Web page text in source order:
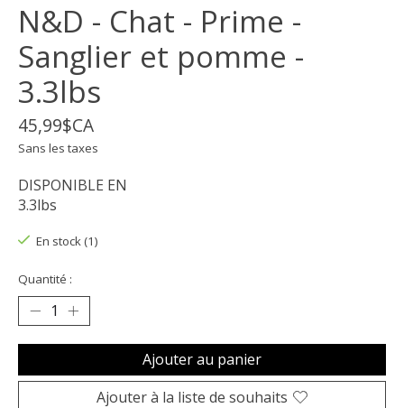
N&D - Chat - Prime -
Sanglier et pomme -
3.3lbs
45,99$CA
Sans les taxes
DISPONIBLE EN
3.3lbs
En stock (1)
Quantité :
Ajouter au panier
Ajouter à la liste de souhaits